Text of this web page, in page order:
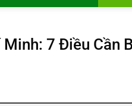
Minh: 7 Điều Cần